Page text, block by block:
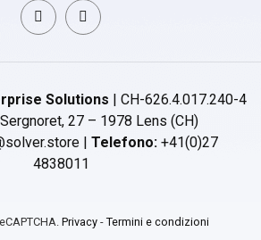
Solutions | CH-626.4.017.240-4
Sergnoret, 27 – 1978 Lens (CH)
| Telefono: +41(0)27
4838011
Privacy - Termini e condizioni